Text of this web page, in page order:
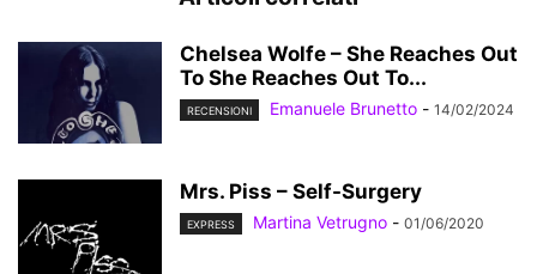
Chelsea Wolfe – She Reaches Out
To She Reaches Out To...
RECENSIONI Emanuele Brunetto - 14/02/2024
Mrs. Piss – Self-Surgery
EXPRESS Martina Vetrugno - 01/06/2020